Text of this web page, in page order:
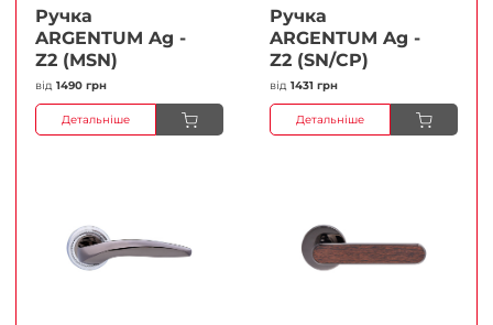
Ручка
ARGENTUM Ag -
Z2 (MSN)
від 1490 грн
Детальніше
Ручка
ARGENTUM Ag -
Z2 (SN/CP)
від 1431 грн
Детальніше